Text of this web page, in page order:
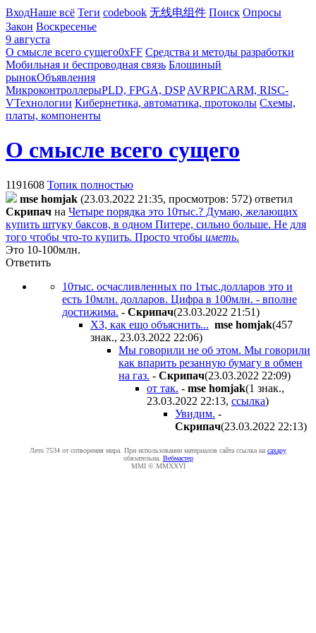
ВходНаше всё Теги codebook 无线电组件 Поиск Опросы
Закон Воскресенье
9 августа
О смысле всего сущего0xFF Средства и методы разработки
Мобильная и беспроводная связь Блошиный
рынокОбъявления
МикроконтроллерыPLD, FPGA, DSP AVRPICARM, RISC-
VТехнологии Кибернетика, автоматика, протоколы Схемы,
платы, компоненты
О смысле всего сущего
1191608 Топик полностью
mse homjak (23.03.2022 21:35, просмотров: 572) ответил
Cкpипaч на Четыре порядка это 10тыс.? Думаю, желающих
купить штуку баксов, в одном Питере, сильно больше. Не для
того чтобы что-то купить. Просто чтобы иметь.
Это 10-100млн.
Ответить
10тыс. осчасливленных по 1тыс.долларов это и
есть 10млн. долларов. Цифра в 100млн. - вполне
достижима. - Cкpипaч(23.03.2022 21:51)
ХЗ, как ещо объяснить... mse homjak(457
знак., 23.03.2022 22:06)
Мы говорили не об этом. Мы говорили
как впарить резанную бумагу в обмен
на газ. - Cкpипaч(23.03.2022 22:09)
от так. - mse homjak(1 знак.,
23.03.2022 22:13, ссылка)
Увидим. -
Cкpипaч(23.03.2022 22:13)
Лето 7534 от сотворения мира. При использовании материалов сайта ссылка на caxapу
обязательна. Вебмастер
MMI © MMXXVI